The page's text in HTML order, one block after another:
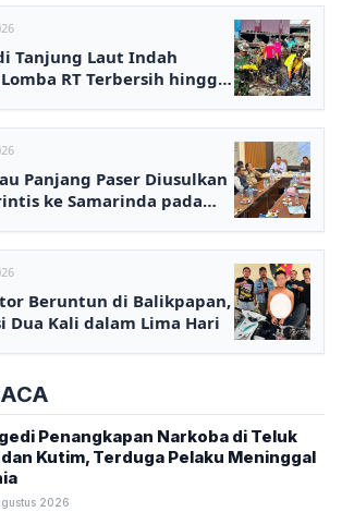
Tanjung Laut Indah
RT Terbersih hingga
Panjang Paser Diusulkan
ke Samarinda pada
Beruntun di Balikpapan,
Dua Kali dalam Lima Hari
Penangkapan Narkoba di Teluk
Kutim, Terduga Pelaku Meninggal
2026